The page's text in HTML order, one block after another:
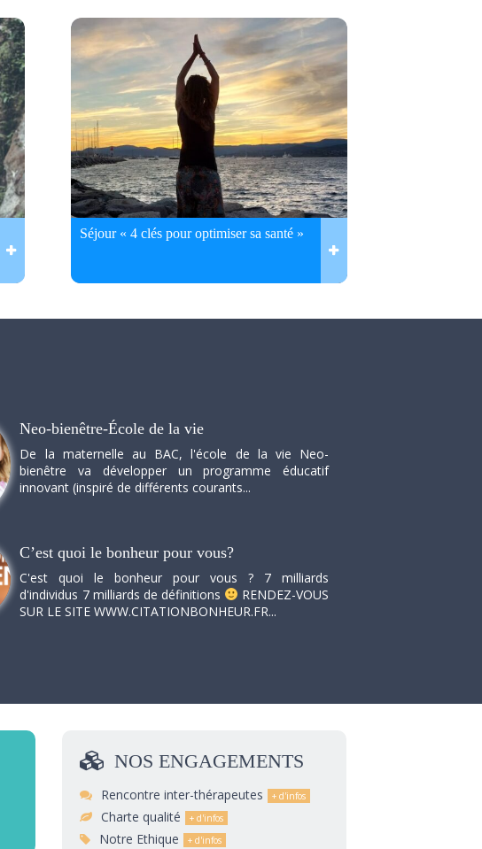
Séjour « 4 clés pour optimiser sa santé »
Neo-bienêtre-École de la vie
De la maternelle au BAC, l'école de la vie Neo-
bienêtre va développer un programme éducatif
innovant (inspiré de différents courants...
C’est quoi le bonheur pour vous?
C'est quoi le bonheur pour vous ? 7 milliards
d'individus 7 milliards de définitions
RENDEZ-VOUS
SUR LE SITE WWW.CITATIONBONHEUR.FR...
NOS ENGAGEMENTS
Rencontre inter-thérapeutes
Charte qualité
Notre Ethique